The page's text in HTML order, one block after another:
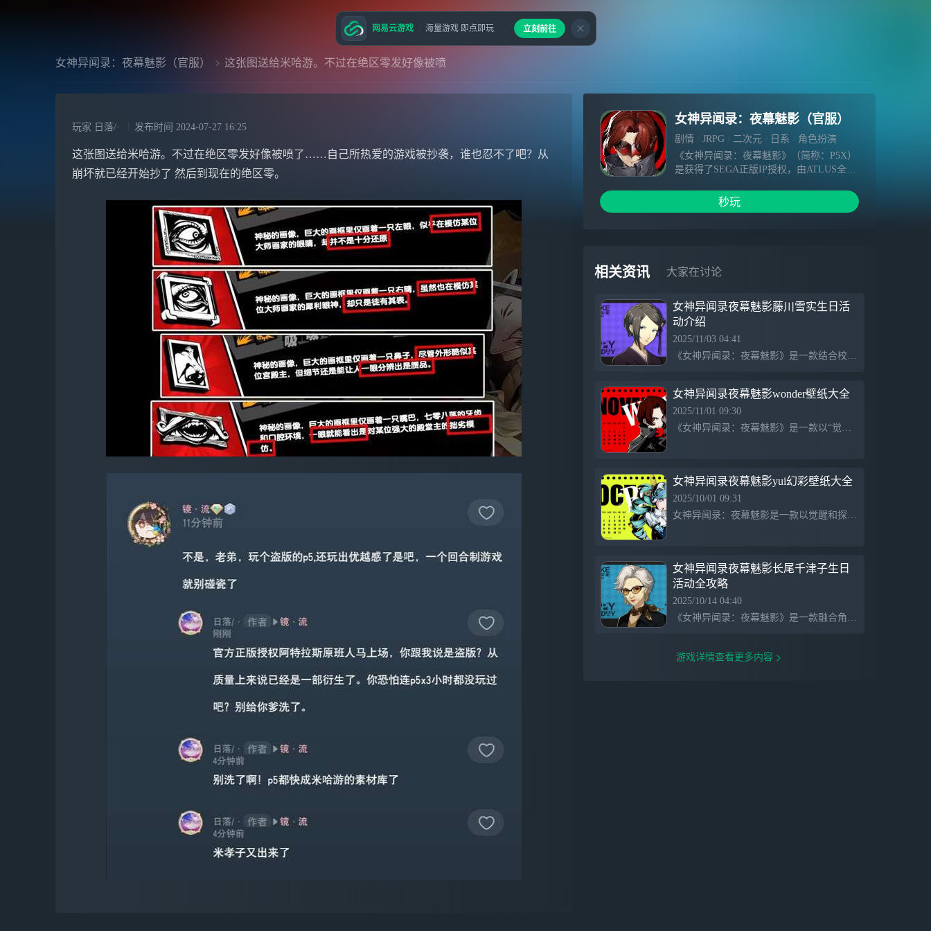
女神异闻录：夜幕魅影（官服） 这张图送给米哈游。不过在绝区零发好像被喷
玩家 日落/· 发布时间 2024-07-27 16:25
这张图送给米哈游。不过在绝区零发好像被喷了……自己所热爱的游戏被抄袭，谁也忍不了吧？从
崩坏就已经开始抄了 然后到现在的绝区零。
女神异闻录：夜幕魅影（官服）
剧情 JRPG 二次元 日系
角色扮演
《女神异闻录：夜幕魅影》（简称：P5X）
是获得了SEGA正版IP授权，由ATLUS全面
《女神异闻录5》（简称：P5）IP系列首款
手游。
本作在忠实继承原作“日式学生体验+异世界
冒险体验”双循环核心玩法的前提下，为用
演”的游戏体验。
玩家在游戏中化身高中生，白天上学，放学
后穿梭于异世界中，锁定那些暴走的欲望，
让这些“魅影”们统统忏悔改心！
秒玩
相关资讯 大家在讨论
女神异闻录夜幕魅影藤川雪实生日活
动介绍
2025/11/03 04:41
《女神异闻录：夜幕魅影》是一款结合校园生活、冒险和角色成长的游戏，玩家探索神秘事件，提升能力，结交伙伴，通过策略和战斗揭示深层阴影，体验丰富的故事情节和个性化选择，获得沉浸式的游戏体验。
女神异闻录夜幕魅影wonder壁纸大全
2025/11/01 09:30
《女神异闻录：夜幕魅影》是一款以“觉醒你的另一面”为主题的游戏，拥有丰富的壁纸和官方社交平台，提供多种交流渠道，结合神秘和青年文化元素，展现个性化的角色与故事。
女神异闻录夜幕魅影yui幻彩壁纸大全
2025/10/01 09:31
女神异闻录：夜幕魅影是一款以觉醒和探索自身另一面为主题的游戏，提供丰富的壁纸资源和官方社交平台，旨在让玩家体验深刻的内心世界和个性化的互动交流。
女神异闻录夜幕魅影长尾千津子生日
活动全攻略
2025/10/14 04:40
《女神异闻录：夜幕魅影》是一款融合角色扮演和冒险元素的游戏，玩家在虚拟世界中体验丰富的剧情和战斗，探索神秘事件，与角色互动，提升能力，完成任务，享受充满策略和情感的游戏体验。
游戏详情查看更多内容
网易云游戏 海量游戏 即点即玩 立刻前往